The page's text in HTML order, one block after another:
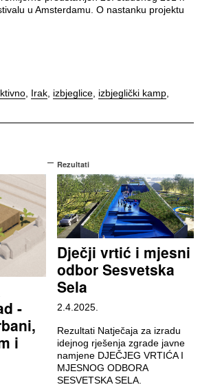
u Amsterdamu. O nastanku projektu
, Irak, izbjeglice, izbjeglički kamp,
-
i
Rezultati
Dječji vrtić i mjesni
odbor Sesvetska
Sela
2.4.2025.
Rezultati Natječaja za izradu
idejnog rješenja zgrade javne
namjene DJEČJEG VRTIĆA I
MJESNOG ODBORA
SESVETSKA SELA.